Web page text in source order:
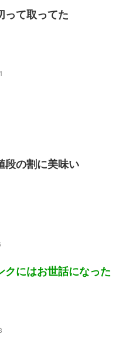
って取ってた
段の割に美味い
クにはお世話になった